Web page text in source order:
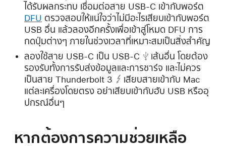
ได้รับผลกระทบ เชื่อมต่อสาย USB-C เข้ากับพอร์ต
DFU ตรวจสอบให้แน่ใจว่าไม่มีอะไรเสียบเข้ากับพอร์ต
USB อื่น แล้วลองอีกครั้งเพื่อเข้าสู่โหมด DFU การ
กดปุ่มต่างๆ ภายในช่วงเวลาที่เหมาะสมเป็นสิ่งสำคัญ
ลองใช้สาย USB-C เป็น USB-C
เส้นอื่น โดยต้อง
รองรับทั้งการรับส่งข้อมูลและการชาร์จ และไม่ควร
เป็นสาย Thunderbolt 3
เสียบสายเข้ากับ Mac
แต่ละเครื่องโดยตรง อย่าเสียบเข้ากับฮับ USB หรืออุ
ปกรณ์อื่นๆ
หากต้องการความช่วยเหลือ